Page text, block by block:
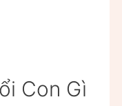
Con Gì